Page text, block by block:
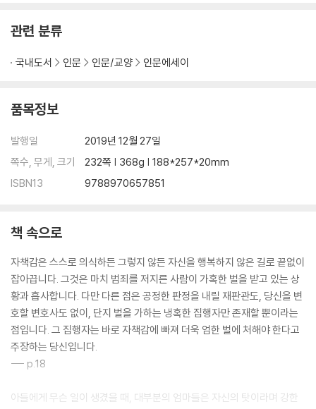
관련 분류
국내도서 인문 인문/교양 인문에세이
품목정보
발행일
2019년 12월 27일
쪽수, 무게, 크기
232쪽 | 368g | 188*257*20mm
ISBN13
9788970657851
책 속으로
자책감은 스스로 의식하든 그렇지 않든 자신을 행복하지 않은 길로 끝없이
잡아끕니다. 그것은 마치 범죄를 저지른 사람이 가혹한 벌을 받고 있는 상
황과 흡사합니다. 다만 다른 점은 공정한 판정을 내릴 재판관도, 당신을 변
호할 변호사도 없이, 단지 벌을 가하는 냉혹한 집행자만 존재할 뿐이라는
점입니다. 그 집행자는 바로 자책감에 빠져 더욱 엄한 벌에 처해야 한다고
주장하는 당신입니다.
--- p.18
아들에게 무슨 일이 생겼을 때, 대부분의 엄마들은 자신의 탓이라며 강한